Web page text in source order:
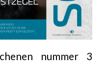
nummer 3